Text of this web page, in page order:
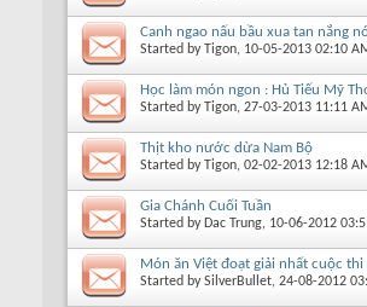
Canh ngao nấu bầu xua tan nắng
Started byTigon, 10-05-2013 02:10
Học làm món ngon : Hủ Tiếu Mỹ
Started byTigon, 27-03-2013 11:11
Thịt kho nước dừa Nam Bộ
Started byTigon, 02-02-2013 12:18
Gia Chánh Cuối Tuần
Started by Dac Trung, 10-06-2012
Món ăn Việt đoạt giải nhất cuộc thi
Started bySilverBullet, 24-08-2012